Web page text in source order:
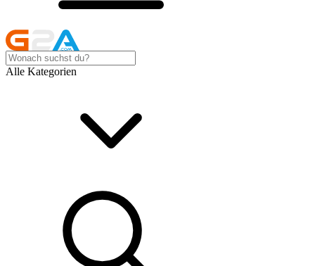
Alle Kategorien